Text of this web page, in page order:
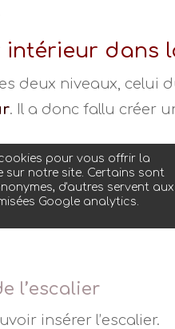
intérieur dans
deux niveaux, celui
. Il a donc fallu créer
trémie.
l’espace qui
de trémie :
; ronde ou
l’escalier
insérer l’escalier.
pour vous offrir la
sur notre site. Certains sont
d'autres servent aux
Google analytics.